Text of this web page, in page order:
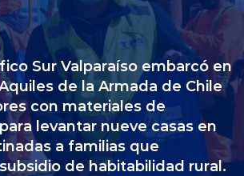
Sur Valparaíso embarcó en
de la Armada de Chile
con materiales de
levantar nueve casas en
a familias que
de habitabilidad rural.